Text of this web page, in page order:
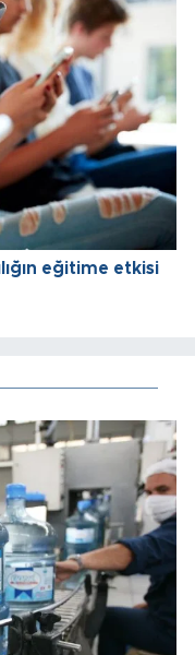
eğitime etkisi